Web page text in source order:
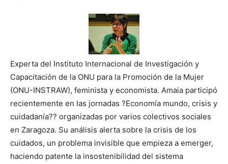
Experta del Instituto Internacional de Investigación y
Capacitación de la ONU para la Promoción de la Mujer
(ONU-INSTRAW), feminista y economista. Amaia participó
recientemente en las jornadas ?Economía mundo, crisis y
cuidadanía?? organizadas por varios colectivos sociales
en Zaragoza. Su análisis alerta sobre la crisis de los
cuidados, un problema invisible que empieza a emerger,
haciendo patente la insostenibilidad del sistema